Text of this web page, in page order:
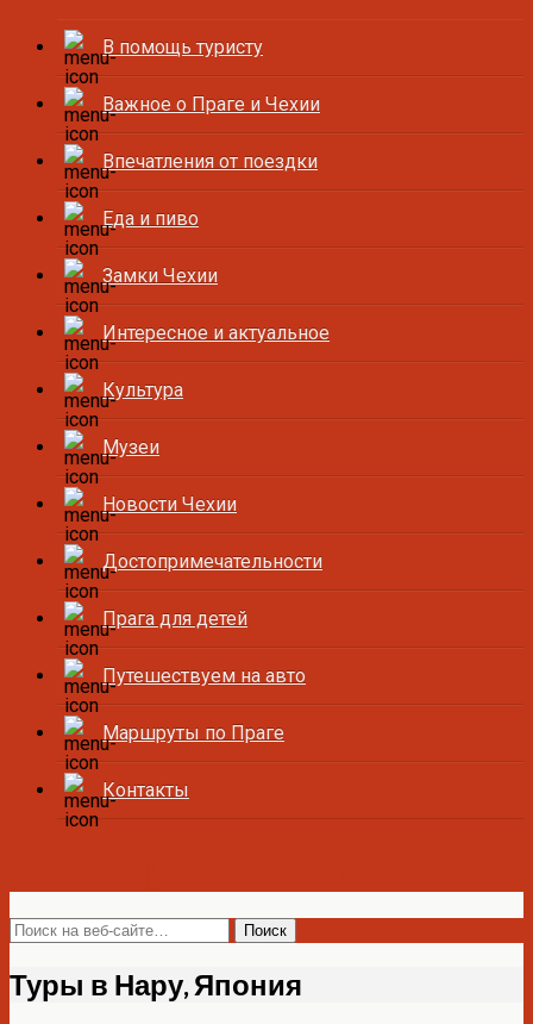
В помощь туристу
Важное о Праге и Чехии
Впечатления от поездки
Еда и пиво
Замки Чехии
Интересное и актуальное
Культура
Музеи
Новости Чехии
Достопримечательности
Прага для детей
Путешествуем на авто
Маршруты по Праге
Контакты
Туры в Нару, Япония